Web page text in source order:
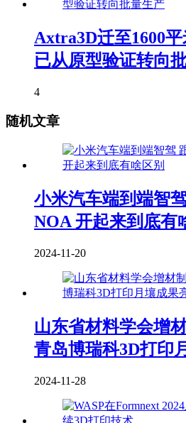
Axtra3D迁至1600
已从原型验证转向
4
随机文章
小米汽车端到端智
NOA 开起来到底有
2024-11-20
山东省材料学会增
青岛博瑞科3D打印
2024-11-28